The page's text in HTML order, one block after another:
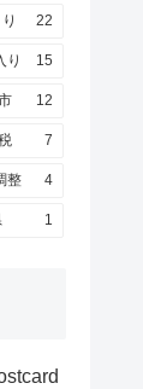
22
り 15
12
7
整 4
1